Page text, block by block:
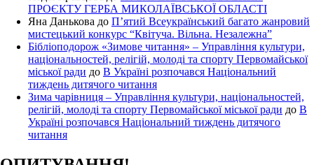
ПРОЄКТУ ГЕРБА МИКОЛАЇВСЬКОЇ ОБЛАСТІ
Яна Данькова до П’ятий Всеукраїнський багато жанровий
мистецький конкурс “Квітуча. Вільна. Незалежна”
Бібліоподорож «Зимове читання» – Управління культури,
національностей, релігій, молоді та спорту Первомайської
міської ради до В Україні розпочався Національний
тиждень дитячого читання
Зима чарівниця – Управління культури, національностей,
релігій, молоді та спорту Первомайської міської ради до В
Україні розпочався Національний тиждень дитячого
читання